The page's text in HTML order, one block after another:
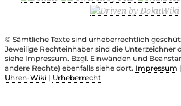
© Sämtliche Texte sind urheberrechtlich
Jeweilige Rechteinhaber sind die Unterzeichner
siehe Impressum. Bzgl. Einwänden und
andere Rechte) ebenfalls siehe dort. Impressum |
Uhren-Wiki | Urheberrecht